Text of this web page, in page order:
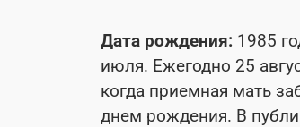
Дата рождения: 1985
июля. Ежегодно 25
когда приемная мать
днем рождения. В